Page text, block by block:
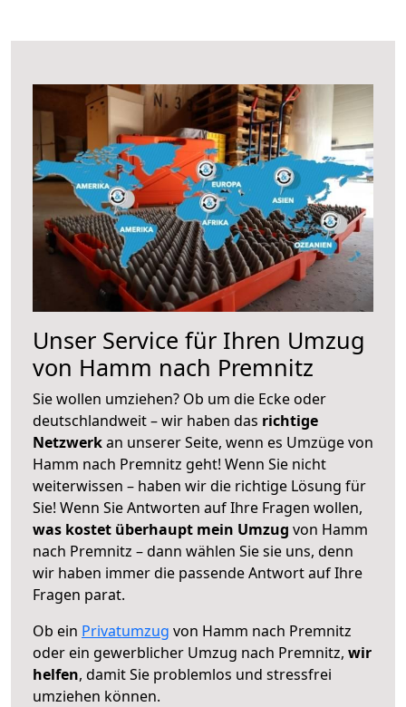
Unser Service für Ihren Umzug
von Hamm nach Premnitz
Sie wollen umziehen? Ob um die Ecke oder
deutschlandweit – wir haben das richtige
Netzwerkan unserer Seite, wenn es Umzüge von
Hamm nach Premnitz geht! Wenn Sie nicht
weiterwissen – haben wir die richtige Lösung für
Sie! Wenn Sie Antworten auf Ihre Fragen wollen,
was kostet überhaupt mein Umzug von Hamm
nach Premnitz – dann wählen Sie sie uns, denn
wir haben immer die passende Antwort auf Ihre
Fragen parat.
Ob ein Privatumzug von Hamm nach Premnitz
oder ein gewerblicher Umzug nach Premnitz, wir
helfen, damit Sie problemlos und stressfrei
umziehen können.